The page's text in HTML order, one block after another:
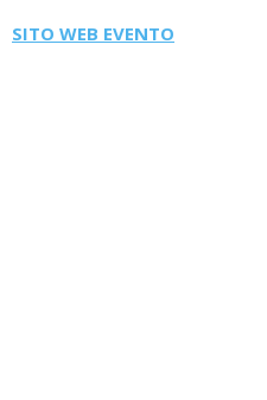
SITO WEB EVENTO